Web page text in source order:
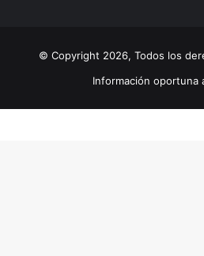
© Copyright 2026, Todos los
Información oportuna